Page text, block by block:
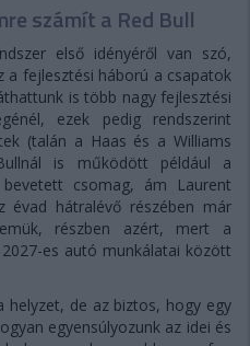
számít a Red Bull
első idényéről van szó,
fejlesztési háború a csapatok
is több nagy fejlesztési
ezek pedig rendszerint
(talán a Haas és a Williams
is működött például a
csomag, ám Laurent
évad hátralévő részében már
részben azért, mert a
es autó munkálatai között
de az biztos, hogy egy
egyensúlyozunk az idei és